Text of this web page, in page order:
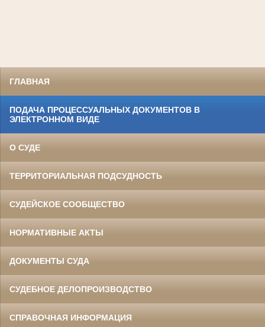
ГЛАВНАЯ
ПОДАЧА ПРОЦЕССУАЛЬНЫХ ДОКУМЕНТОВ В
ЭЛЕКТРОННОМ ВИДЕ
О СУДЕ
ТЕРРИТОРИАЛЬНАЯ ПОДСУДНОСТЬ
СУДЕЙСКОЕ СООБЩЕСТВО
НОРМАТИВНЫЕ АКТЫ
ДОКУМЕНТЫ СУДА
СУДЕБНОЕ ДЕЛОПРОИЗВОДСТВО
СПРАВОЧНАЯ ИНФОРМАЦИЯ